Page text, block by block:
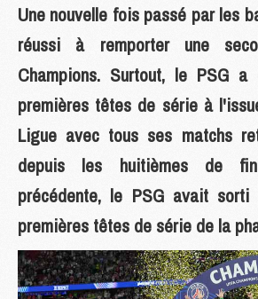
Une nouvelle fois passé par les
réussi à remporter une
Champions. Surtout, le PSG
premières têtes de série à
Ligue avec tous ses matchs
depuis les huitièmes de
précédente, le PSG avait
premières têtes de série de la